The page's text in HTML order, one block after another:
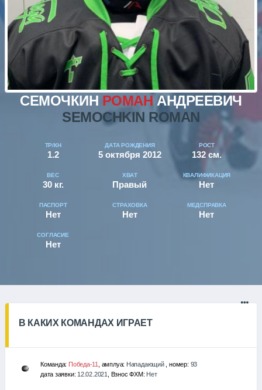
СЕМОЧКИН РОМАН АНДРЕЕВИЧ
SEMOCHKIN ROMAN
ТР/КН
1.2
ДАТА РОЖДЕНИЯ
5 октября 2012
РОСТ
132 см.
ВЕС
30 кг.
ХВАТ
Правый
КВАЛИФИКАЦИЯ
Нет
ПАСПОРТ
Нет
СТРАХОВКА
Нет
МЕДСПРАВКА
Нет
СОГЛАСИЕ
Нет
В КАКИХ КОМАНДАХ ИГРАЕТ
Команда: Победа-11 , амплуа: Нападающий, номер: 93
дата заявки: 12.02.2021 , Взнос ФХМ: Нет